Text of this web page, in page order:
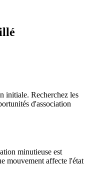
initiale. Recherchez les
d'association
minutieuse est
mouvement affecte l'état